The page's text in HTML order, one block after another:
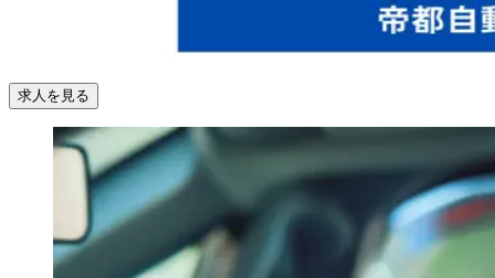
求人を見る